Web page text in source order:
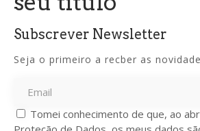
Subscrever Newsletter
Seja o primeiro a recber as
Tomei conhecimento de que, ao